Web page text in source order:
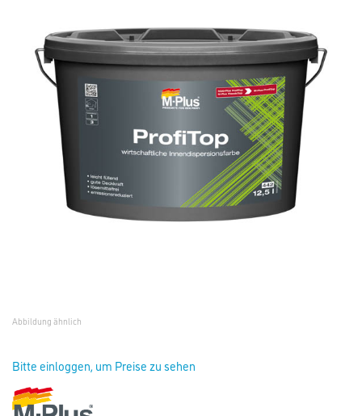
Abbildung ähnlich
Bitte einloggen, um Preise zu sehen